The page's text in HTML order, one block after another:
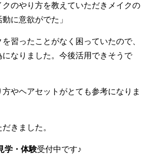
クのやり方を教えていただきメイクの
に意欲がでた」
を習ったことがなく困っていたので、
になりました。今後活用できそうで
方やヘアセットがとても参考になりま
きました。
学・体験受付中です♪